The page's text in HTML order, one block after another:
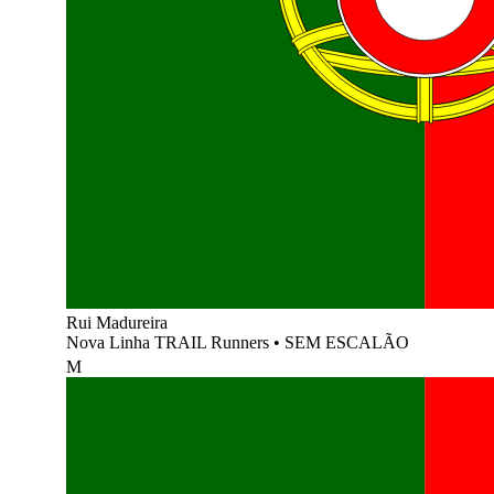
Rui Madureira
Nova Linha TRAIL Runners • SEM ESCALÃO
M